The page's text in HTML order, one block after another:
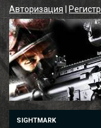
Авторизация
SIGHTMARK